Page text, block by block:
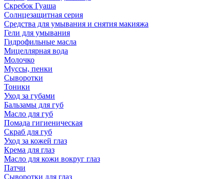
Скребок Гуаша
Солнцезащитная серия
Средства для умывания и снятия макияжа
Гели для умывания
Гидрофильные масла
Мицеллярная вода
Молочко
Муссы, пенки
Сыворотки
Тоники
Уход за губами
Бальзамы для губ
Масло для губ
Помада гигиеническая
Скраб для губ
Уход за кожей глаз
Крема для глаз
Масло для кожи вокруг глаз
Патчи
Сыворотки для глаз